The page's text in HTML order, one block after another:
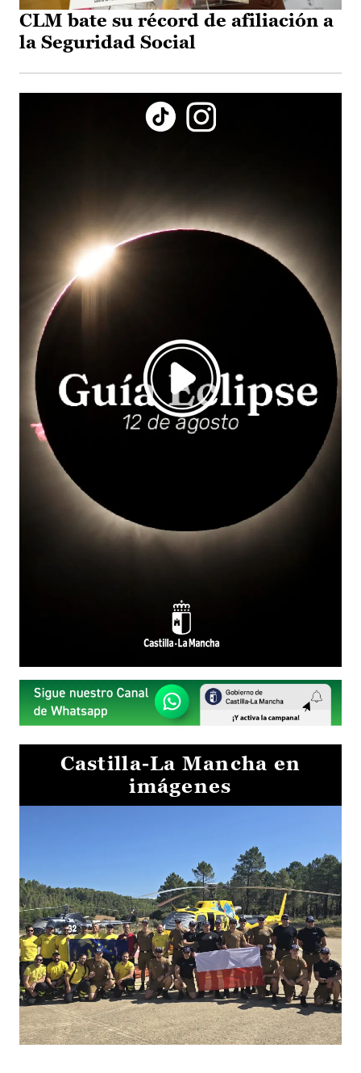
CLM bate su récord de afiliación a
la Seguridad Social
Castilla-La Mancha en
imágenes